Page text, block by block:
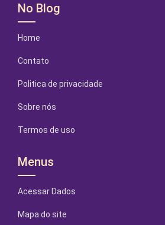
No Blog
Home
Contato
Politica de privacidade
Sobre nós
Termos de uso
Menus
Acessar Dados
Mapa do site